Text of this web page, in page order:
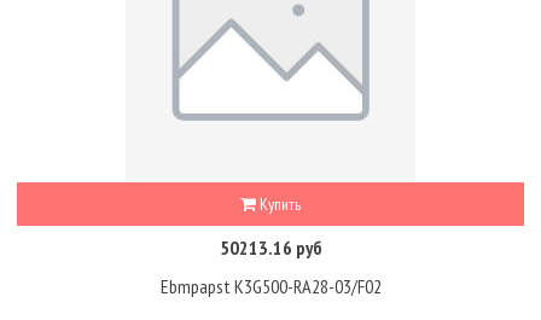
Купить
50213.16 руб
Ebmpapst K3G500-RA28-03/F02